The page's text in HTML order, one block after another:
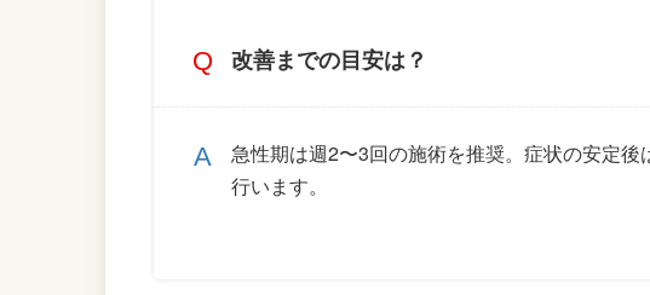
改善までの目安は？
急性期は週2〜3回の施術を推奨。症状の安定
行います。